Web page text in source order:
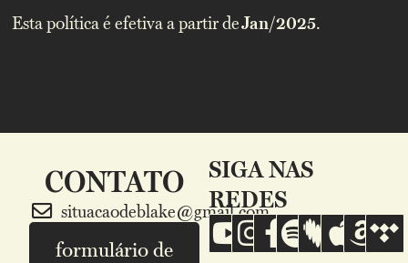
Esta política é efetiva a partir deJan/2025.
CONTATO
situacaodeblake@gmail.com
formulário de
SIGA NAS
REDES